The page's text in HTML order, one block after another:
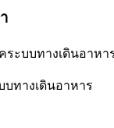
ะบบทางเดินอาหา
ทางเดินอาหาร